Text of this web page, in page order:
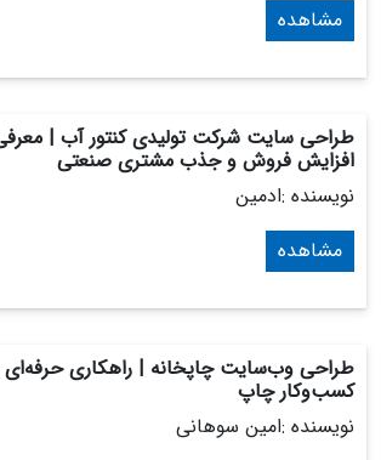
مشاهده
طراحی سایت شرکت تولیدی کنتور آب |
افزایش فروش و جذب مشتری صنعتی
نویسنده :ادمین
مشاهده
طراحی وب‌سایت چاپخانه | راهکاری حرفه‌ای
کسب‌وکار چاپ
نویسنده :امین سوهانی